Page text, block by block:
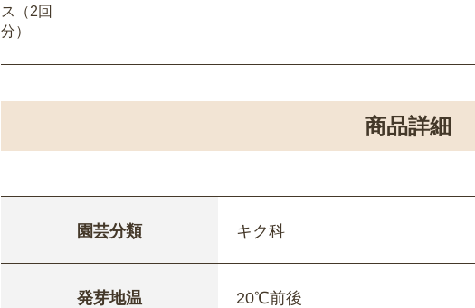
ス（2回
分）
商品詳細
園芸分類 キク科
発芽地温 20℃前後